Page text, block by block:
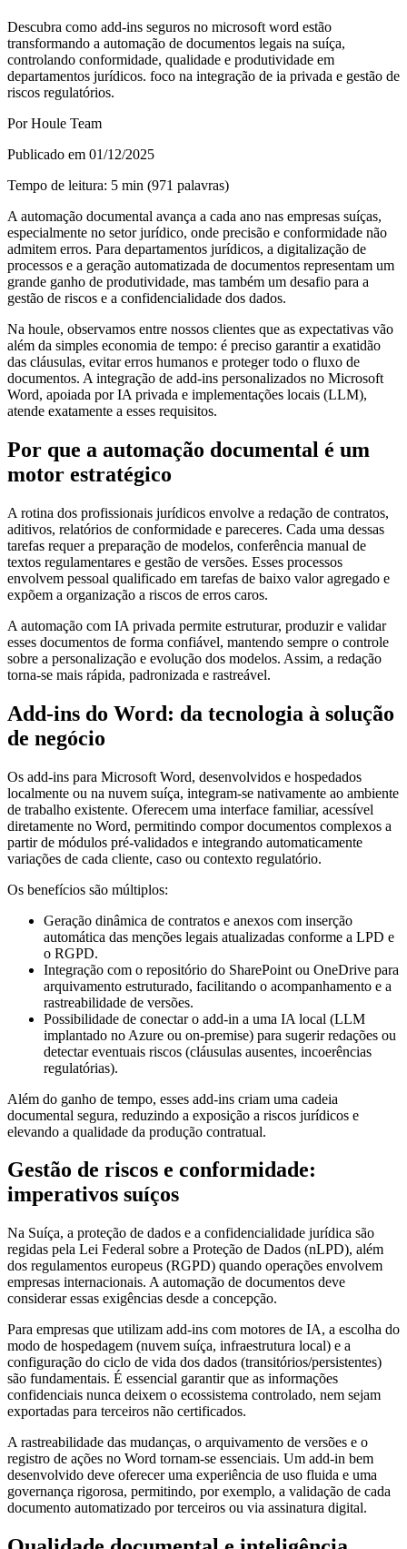
Descubra como add-ins seguros no microsoft word estão
transformando a automação de documentos legais na suíça,
controlando conformidade, qualidade e produtividade em
departamentos jurídicos. foco na integração de ia privada e gestão de
riscos regulatórios.
Por Houle Team
Publicado em 01/12/2025
Tempo de leitura: 5 min (971 palavras)
A automação documental avança a cada ano nas empresas suíças,
especialmente no setor jurídico, onde precisão e conformidade não
admitem erros. Para departamentos jurídicos, a digitalização de
processos e a geração automatizada de documentos representam um
grande ganho de produtividade, mas também um desafio para a
gestão de riscos e a confidencialidade dos dados.
Na houle, observamos entre nossos clientes que as expectativas vão
além da simples economia de tempo: é preciso garantir a exatidão
das cláusulas, evitar erros humanos e proteger todo o fluxo de
documentos. A integração de add-ins personalizados no Microsoft
Word, apoiada por IA privada e implementações locais (LLM),
atende exatamente a esses requisitos.
Por que a automação documental é um
motor estratégico
A rotina dos profissionais jurídicos envolve a redação de contratos,
aditivos, relatórios de conformidade e pareceres. Cada uma dessas
tarefas requer a preparação de modelos, conferência manual de
textos regulamentares e gestão de versões. Esses processos
envolvem pessoal qualificado em tarefas de baixo valor agregado e
expõem a organização a riscos de erros caros.
A automação com IA privada permite estruturar, produzir e validar
esses documentos de forma confiável, mantendo sempre o controle
sobre a personalização e evolução dos modelos. Assim, a redação
torna-se mais rápida, padronizada e rastreável.
Add-ins do Word: da tecnologia à solução
de negócio
Os add-ins para Microsoft Word, desenvolvidos e hospedados
localmente ou na nuvem suíça, integram-se nativamente ao ambiente
de trabalho existente. Oferecem uma interface familiar, acessível
diretamente no Word, permitindo compor documentos complexos a
partir de módulos pré-validados e integrando automaticamente
variações de cada cliente, caso ou contexto regulatório.
Os benefícios são múltiplos:
Geração dinâmica de contratos e anexos com inserção
automática das menções legais atualizadas conforme a LPD e
o RGPD.
Integração com o repositório do SharePoint ou OneDrive para
arquivamento estruturado, facilitando o acompanhamento e a
rastreabilidade de versões.
Possibilidade de conectar o add-in a uma IA local (LLM
implantado no Azure ou on-premise) para sugerir redações ou
detectar eventuais riscos (cláusulas ausentes, incoerências
regulatórias).
Além do ganho de tempo, esses add-ins criam uma cadeia
documental segura, reduzindo a exposição a riscos jurídicos e
elevando a qualidade da produção contratual.
Gestão de riscos e conformidade:
imperativos suíços
Na Suíça, a proteção de dados e a confidencialidade jurídica são
regidas pela Lei Federal sobre a Proteção de Dados (nLPD), além
dos regulamentos europeus (RGPD) quando operações envolvem
empresas internacionais. A automação de documentos deve
considerar essas exigências desde a concepção.
Para empresas que utilizam add-ins com motores de IA, a escolha do
modo de hospedagem (nuvem suíça, infraestrutura local) e a
configuração do ciclo de vida dos dados (transitórios/persistentes)
são fundamentais. É essencial garantir que as informações
confidenciais nunca deixem o ecossistema controlado, nem sejam
exportadas para terceiros não certificados.
A rastreabilidade das mudanças, o arquivamento de versões e o
registro de ações no Word tornam-se essenciais. Um add-in bem
desenvolvido deve oferecer uma experiência de uso fluida e uma
governança rigorosa, permitindo, por exemplo, a validação de cada
documento automatizado por terceiros ou via assinatura digital.